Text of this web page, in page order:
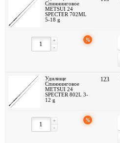
Спиннинговое
METSUI 24
SPECTER 702ML
5-18 g
-
+ %
Удилище
Спиннинговое
METSUI 24
SPECTER 802L 3-
12 g
123
-
+ %